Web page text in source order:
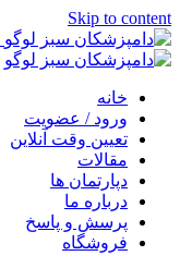
Skip to content
خانه
ورود / عضویت
تعیین وقت آنلاین
مقالات
دپارتمان ها
درباره ما
پرسش و پاسخ
فروشگاه